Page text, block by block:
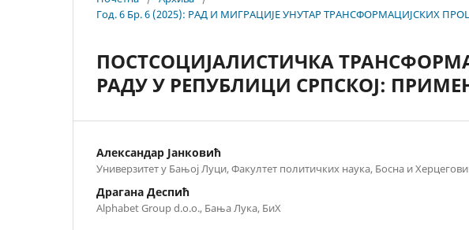
Год. 6 Бр. 6 (2025): РАД И МИГРАЦИЈЕ УНУТАР ТРАНСФОРМАЦИЈСКИХ
ПОСТСОЦИЈАЛИСТИЧКА
РАДУ У РЕПУБЛИЦИ СРПСКОЈ:
Александар Јанковић
Универзитет у Бањој Луци, Факултет политичких наука, Босна и
Драгана Деспић
Alphabet Group d.o.o., Бања Лука, БиХ